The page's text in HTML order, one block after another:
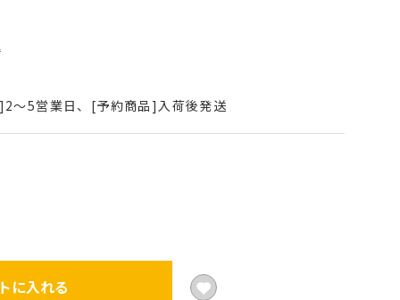
～5営業日、[予約商品]入荷後発送
に入れる